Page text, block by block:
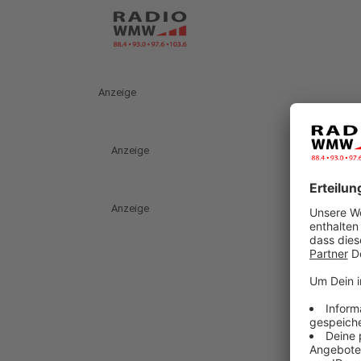
Anzeige
Anzeige
Anzeige